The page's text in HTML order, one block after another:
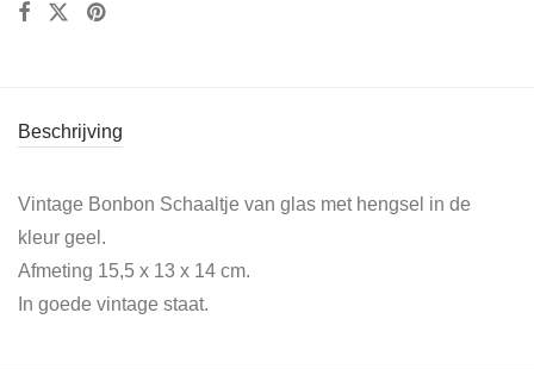
Beschrijving
Vintage Bonbon Schaaltje van glas met hengsel in de
kleur geel.
Afmeting 15,5 x 13 x 14 cm.
In goede vintage staat.